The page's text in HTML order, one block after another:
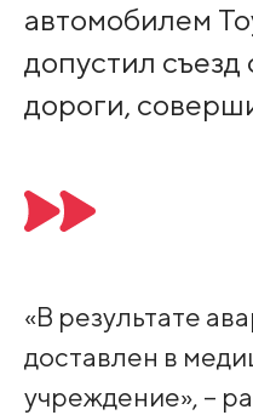
автомобилем
допустил
дороги,
«В результате
доставлен в
учреждение», –